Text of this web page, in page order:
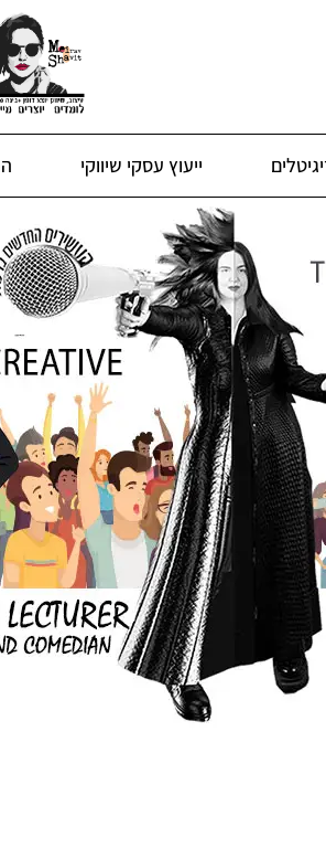
ייעוץ עסקי שיווקי